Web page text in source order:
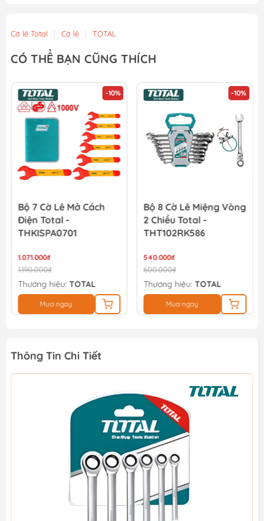
Cờ lê Total | Cờ lê | TOTAL
CÓ THỂ BẠN CŨNG THÍCH
-10%
Bộ 7 Cờ Lê Mở Cách
Điện Total -
THKISPA0701
1.071.000₫
1.190.000₫
Thương hiệu: TOTAL
Mua ngay
-10%
Bộ 8 Cờ Lê Miệng Vòng
2 Chiều Total -
THT102RK586
540.000₫
600.000₫
Thương hiệu:TOTAL
Mua ngay
Thông Tin Chi Tiết